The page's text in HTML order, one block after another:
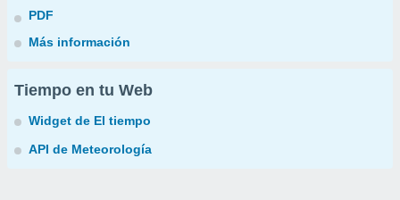
PDF
Más información
Tiempo en tu Web
Widget de El tiempo
API de Meteorología